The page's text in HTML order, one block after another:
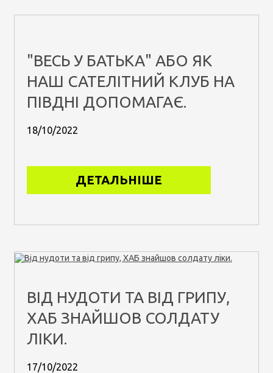
"ВЕСЬ У БАТЬКА" АБО ЯК
НАШ САТЕЛІТНИЙ КЛУБ НА
ПІВДНІ ДОПОМАГАЄ.
18/10/2022
ДЕТАЛЬНІШЕ
ВІД НУДОТИ ТА ВІД ГРИПУ,
ХАБ ЗНАЙШОВ СОЛДАТУ
ЛІКИ.
17/10/2022